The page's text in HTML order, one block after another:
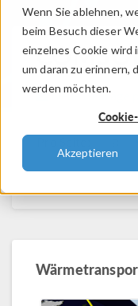
Wenn Sie ablehnen,
beim Besuch dieser
einzelnes Cookie wird
um daran zu erinnern,
werden möchten.
Akzeptieren
Neue Beiträge